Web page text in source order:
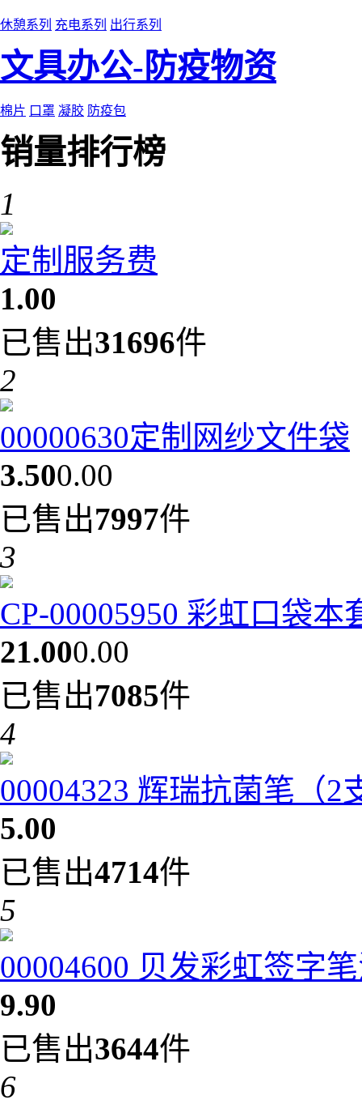
休憩系列 充电系列 出行系列
文具办公-防疫物资
棉片 口罩 凝胶 防疫包
销量排行榜
1
定制服务费
1.00
已售出31696件
2
00000630定制网纱文件袋
3.500.00
已售出7997件
3
CP-00005950 彩虹口袋本
21.000.00
已售出7085件
4
00004323 辉瑞抗菌笔（2
5.00
已售出4714件
5
00004600 贝发彩虹签字
9.90
已售出3644件
6